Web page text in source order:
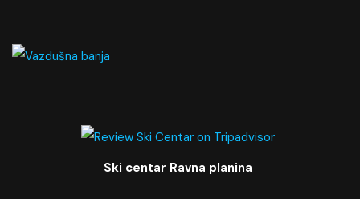
Ski centar Ravna planina